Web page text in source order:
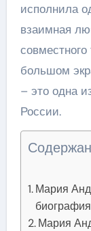
исполнила
взаимная
большом
– это одна
России.
Мария
биография
Мария